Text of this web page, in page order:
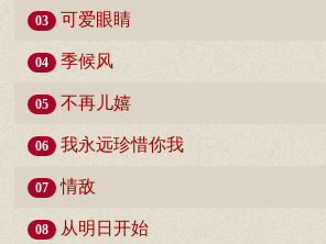
03 可爱眼睛
04 季候风
05 不再儿嬉
06 我永远珍惜你我
07 情敌
08 从明日开始